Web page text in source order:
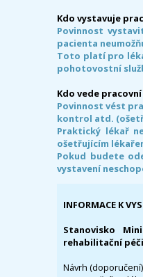
Kdo vystavuje
Povinnost
pacienta
Toto platí pro
pohotovostní
Kdo vede
Povinnost vést
kontrol atd.
Praktický lékař
ošetřujícím
Pokud budete
vystavení
INFORMACE K
Stanovisko
rehabilitační péči
Návrh